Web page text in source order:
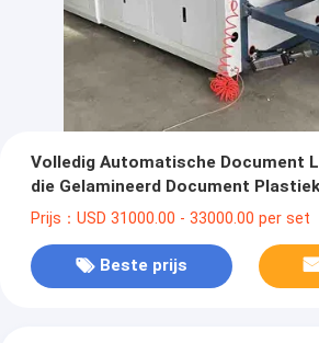
Volledig Automatische Document
die Gelamineerd Document
Prijs：USD 31000.00 - 33000.00 per set
Beste prijs